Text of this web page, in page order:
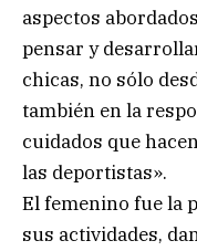
aspectos
pensar y
chicas, no sólo
también en la
cuidados que
las deportistas».
El femenino fue la
sus actividades,